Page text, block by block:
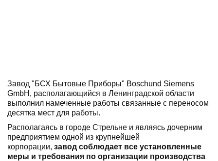
Завод "БСХ Бытовые Приборы" Boschund Siemens
GmbH, располагающийся в Ленинградской области
выполнил намеченные работы связанные с переносом
десятка мест для работы.
Располагаясь в городе Стрельне и являясь дочерним
предприятием одной из крупнейшей
корпорации, завод соблюдает все установленные
меры и требования по организации производства